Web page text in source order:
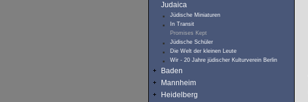
Judaica
Jüdische Miniaturen
In Transit
Promises Kept
Jüdische Schüler
Die Welt der kleinen Leute
Wir - 20 Jahre jüdischer Kulturverein Berlin
Baden
Mannheim
Heidelberg